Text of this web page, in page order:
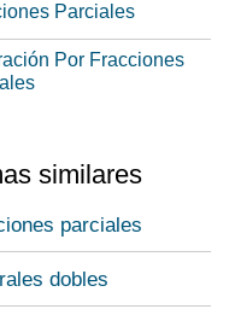
Parciales
Por Fracciones
similares
parciales
dobles